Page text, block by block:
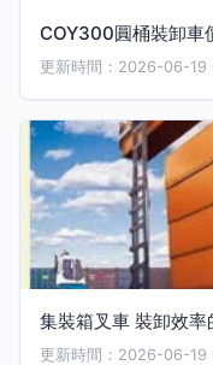
COY300圓桶裝卸車
更新時間：2026-06-19
集裝箱叉車 裝卸效率
更新時間：2026-06-19